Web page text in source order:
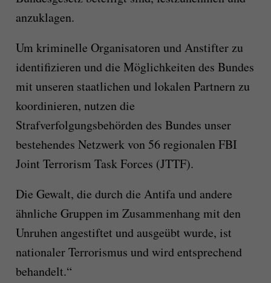
anzuklagen.
Um kriminelle Organisatoren und Anstifter zu
identifizieren und die Möglichkeiten des Bundes
mit unseren staatlichen und lokalen Partnern zu
koordinieren, nutzen die
Strafverfolgungsbehörden des Bundes unser
bestehendes Netzwerk von 56 regionalen FBI
Joint Terrorism Task Forces (JTTF).
Die Gewalt, die durch die Antifa und andere
ähnliche Gruppen im Zusammenhang mit den
Unruhen angestiftet und ausgeübt wurde, ist
nationaler Terrorismus und wird entsprechend
behandelt.“